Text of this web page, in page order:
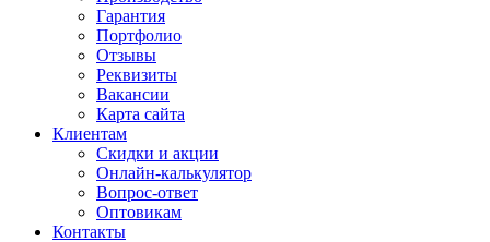
Гарантия
Портфолио
Отзывы
Реквизиты
Вакансии
Карта сайта
Клиентам
Скидки и акции
Онлайн-калькулятор
Вопрос-ответ
Оптовикам
Контакты